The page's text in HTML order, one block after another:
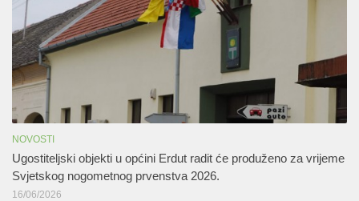
NOVOSTI
Ugostiteljski objekti u općini Erdut radit će produženo za vrijeme
Svjetskog nogometnog prvenstva 2026.
16/06/2026